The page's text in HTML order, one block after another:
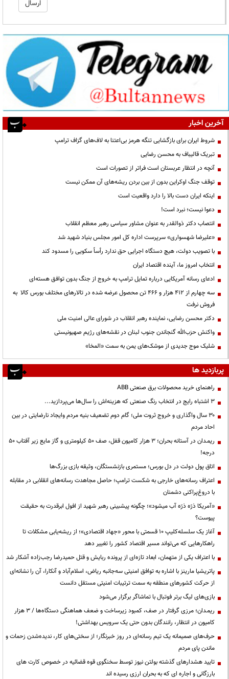
آخرین اخبار
شروط ایران برای بازگشایی تنگه هرمز بی‌اعتنا به لاف‌های گزاف ترامپ
تبریک قالیباف به محسن رضایی
آنچه در انتظار عربستان است فراتر از تصورات است
توقف جنگ اوکراین بدون از بین بردن ریشه‌های آن ممکن نیست
اینکه ایران دست بالا را دارد واقعیت است
دعوا نیست؛ نبرد است!
انتصاب دکتر ذوالقدر به عنوان مشاور سیاسی رهبر معظم انقلاب
«علیرضا شهسواری» سرپرست اداره کل امور مجلس بنیاد شهید شد
با تصویب دولت، هیچ دستگاه اجرایی حق ندارد رأساً سکویی را مسدود کند
انتخاب امروز ما، آینده اقتصاد ایران
ادعای رسانه آمریکایی درباره تمایل ترامپ به خروج از جنگ بدون توافق هسته‌ای
سه چهارم از ۴۱۲ هزار و ۴۶۶ تن محصول عرضه شده در تالارهای مختلف بورس کالا به
فروش نرفت
دکتر محسن رضایی، نماینده رهبر انقلاب در شورای عالی امنیت ملی
واکنش حزب‌الله گنجاندن جنوب لبنان در نقشه‌های رژیم صهیونیستی
شلیک موج جدیدی از موشک‌های یمن به سمت «المخا»
پربازدید ها
راهنمای خرید محصولات برق صنعتی ABB
3 اشتباه رایج در انتخاب رنگ صنعتی که هزینه‌اش را سال‌ها می‌پردازید...
۳۰ سال واگذاری و خروج ثروت ملی؛ گام دوم تضعیف بنیه مردم وایجاد نارضایتی در بین
احاد مردم
ریمـدان در آستانه بحران؛ ۳ هزار کامیون قفل، صف ۵۰ کیلومتری و گاز مایع زیر آفتاب ۵۰
درجه!
اتاق پول دولت در دل بورس؛ مستمری بازنشستگان، وثیقه بازی بزرگ‌ها
اعتراف رسانه‌های خارجی به شکست ترامپ؛ حاصل مجاهدت رسانه‌های انقلابی در مقابله
با دروغ‌پراکنی دشمنان
«آمریکا ذرّه ذرّه آب میشود»؛ چگونه پیشبینی رهبر شهید از افول ابرقدرت به حقیقت
پیوست؟
آغاز یک سلسله‌کلیپ ۱۰ قسمتی با محور «جهاد اقتصادی»؛ از ریشه‌یابی مشکلات تا
راهکارهایی که می‌تواند مسیر اقتصاد کشور را تغییر دهد
با اعتراف یکی از متهمان، ابعاد تازه‌ای از پرونده ربایش و قتل حمیدرضا رجب‌زاده آشکار شد
پاتریشیا مارینز با اشاره به توافق امنیتی سه‌جانبه ریاض، اسلام‌آباد و آنکارا، آن را نشانه‌ای
از حرکت کشورهای منطقه به سمت ترتیبات امنیتی مستقل دانست
بازی‌های لیگ برتر فوتبال با تماشاگر برگزار می‌شود
ریمـدان؛ مرزی گرفتار در صف، کمبود زیرساخت و ضعف هماهنگی دستگاه‌ها / ۳ هزار
کامیون در انتظار، رانندگان بدون حتی یک سرویس بهداشتی!
حرف‌های صمیمانه یک تیم رسانه‌ای در روز خبرنگار؛ از سختی‌های کار، ندیده‌شدن زحمات و
ماندن پای مردم
تایید هشدارهای گذشته بولتن نیوز توسط سخنگوی قوه قضائیه در خصوص کارت های
بارزگانی و اجاره ای که به بحران ارزی رسیده اند